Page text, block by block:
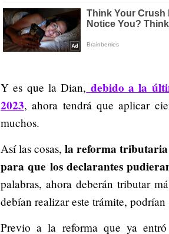
Y es que la Dian, debido a la
2023, ahora tendrá que aplicar
muchos.
Así las cosas, la reforma tributaria
para que los declarantes
palabras, ahora deberán tributar
debían realizar este trámite,
Previo a la reforma que ya